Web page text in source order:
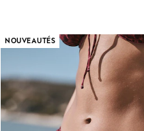
NOUVEAUTÉS